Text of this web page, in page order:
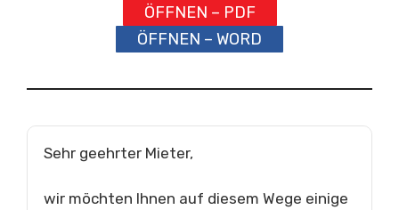
ÖFFNEN – PDF
ÖFFNEN – WORD
Sehr geehrter Mieter,
wir möchten Ihnen auf diesem Wege einige